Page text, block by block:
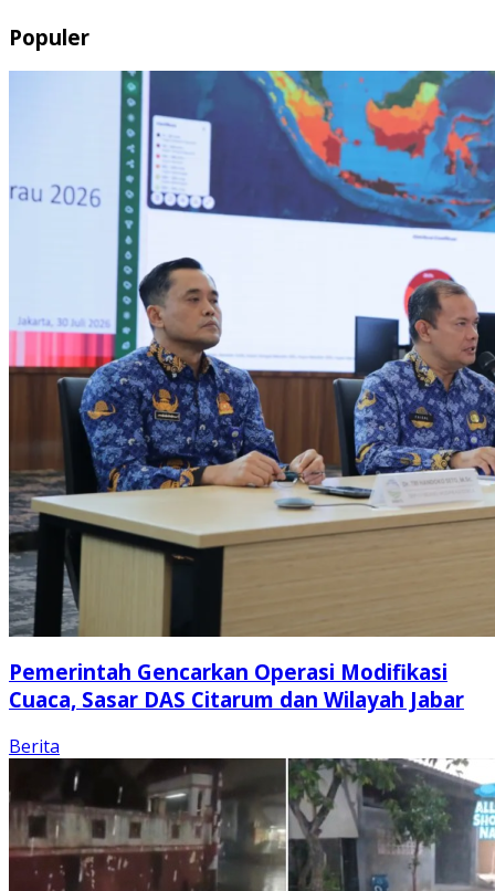
Populer
Pemerintah Gencarkan Operasi Modifikasi
Cuaca, Sasar DAS Citarum dan Wilayah Jabar
Berita